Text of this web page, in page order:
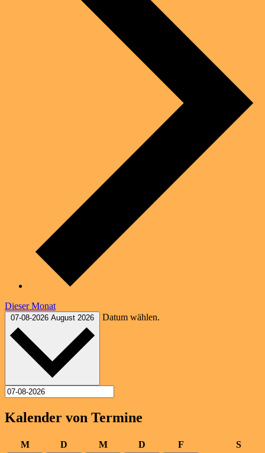
Dieser Monat
07-08-2026 August 2026 Datum wählen.
Kalender von Termine
MMontag D DienstagMMittwoch
D Donnerstag
F S